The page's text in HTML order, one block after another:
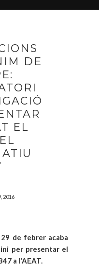
DE
EL
2016
de febrer acaba
per presentar el
a l'AEAT.